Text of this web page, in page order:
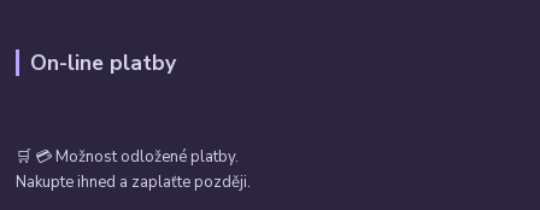
On-line platby
🛒 💳 Možnost odložené platby.
Nakupte ihned a zaplaťte později.